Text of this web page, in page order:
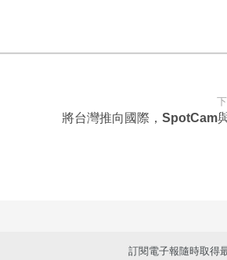
將台灣推向國際，SpotCam
訂閱電子報隨時取得